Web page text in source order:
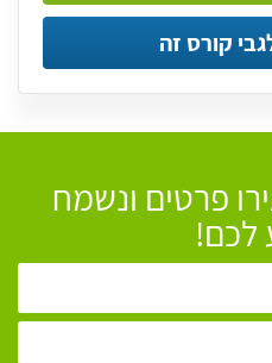
קורס זה
פרטים ונשמח
לכם!